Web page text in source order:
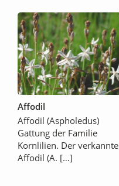
Affodil
Affodil (Aspholedus)
Gattung der Familie
Kornlilien. Der verkannte
Affodil (A. […]